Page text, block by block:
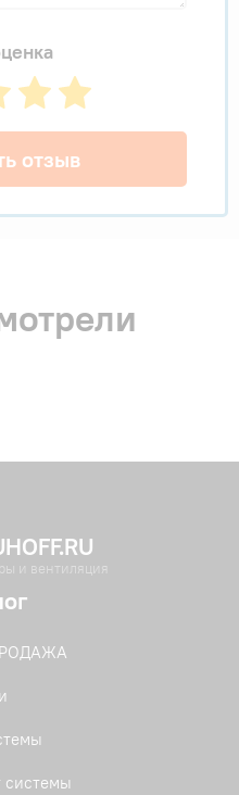
отзыв
и вентиляция
системы